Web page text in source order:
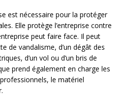
est nécessaire pour la protéger
Elle protège l’entreprise contre
peut faire face. Il peut
de vandalisme, d’un dégât des
d’un vol ou d’un bris de
prend également en charge les
le matériel